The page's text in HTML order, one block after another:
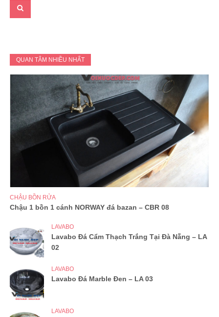
QUAN TÂM NHIỀU NHẤT
CHẬU BỒN RỬA
Chậu 1 bồn 1 cánh NORWAY đá bazan – CBR 08
LAVABO
Lavabo Đá Cẩm Thạch Trắng Tại Đà Nẵng – LA
02
LAVABO
Lavabo Đá Marble Đen – LA 03
LAVABO